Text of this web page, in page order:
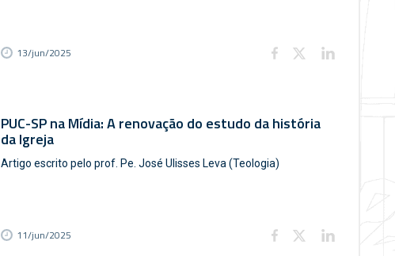
13/jun/2025
PUC-SP na Mídia: A renovação do estudo da história
da Igreja
Artigo escrito pelo prof. Pe. José Ulisses Leva (Teologia)
11/jun/2025